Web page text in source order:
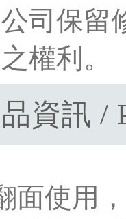
司保留
權利。
資訊 /
面使用